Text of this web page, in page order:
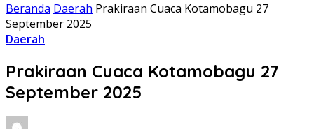
Beranda Daerah Prakiraan Cuaca Kotamobagu 27
September 2025
Daerah
Prakiraan Cuaca Kotamobagu 27
September 2025